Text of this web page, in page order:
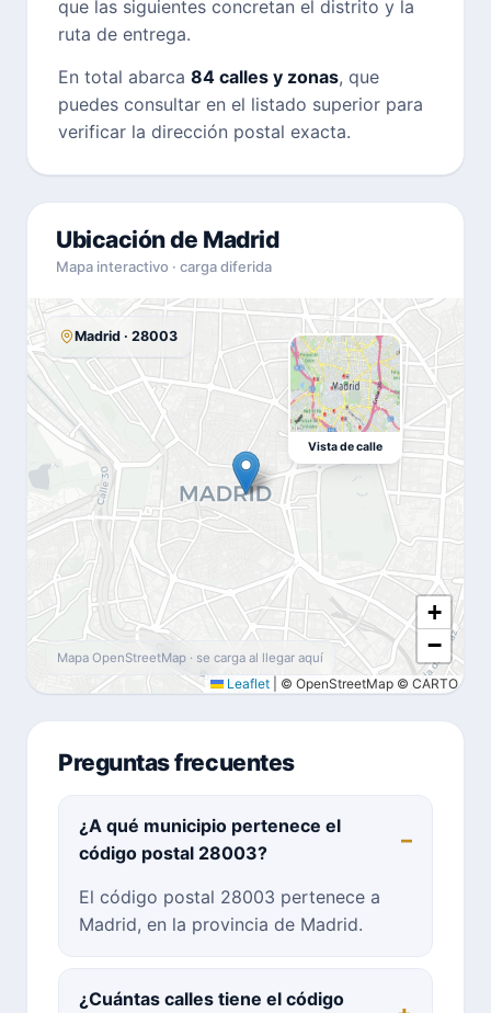
que las siguientes concretan el distrito y la
ruta de entrega.
En total abarca 84 calles y zonas, que
puedes consultar en el listado superior para
verificar la dirección postal exacta.
Ubicación de Madrid
Mapa interactivo · carga diferida
+
−
Leaflet © OpenStreetMap © CARTO
Madrid · 28003
Vista de calle
Mapa OpenStreetMap · se carga al llegar aquí
Preguntas frecuentes
¿A qué municipio pertenece el
código postal 28003?
El código postal 28003 pertenece a
Madrid, en la provincia de Madrid.
¿Cuántas calles tiene el código